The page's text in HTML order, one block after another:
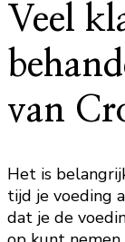
Veel
van
Het is
tijd je voeding
dat je de